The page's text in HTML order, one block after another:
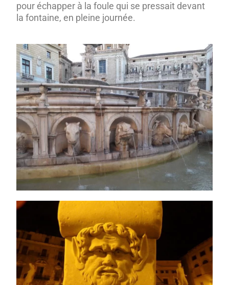
pour échapper à la foule qui se pressait devant
la fontaine, en pleine journée.